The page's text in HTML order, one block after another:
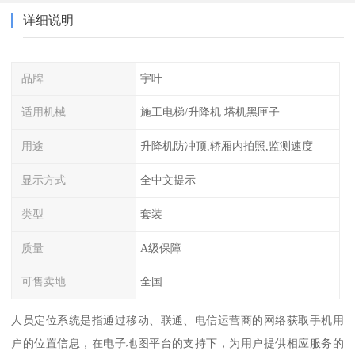
详细说明
品牌 宇叶
适用机械 施工电梯/升降机 塔机黑匣子
用途 升降机防冲顶,轿厢内拍照,监测速度
显示方式 全中文提示
类型 套装
质量 A级保障
可售卖地 全国
人员定位系统是指通过移动、联通、电信运营商的网络获取手机用
户的位置信息，在电子地图平台的支持下，为用户提供相应服务的